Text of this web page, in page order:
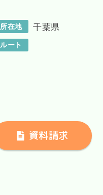
所在地 千葉県
ルート
資料請求